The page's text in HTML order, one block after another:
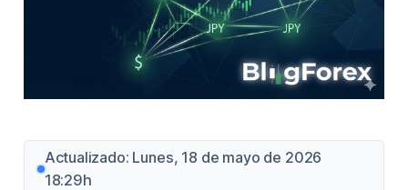
Actualizado: Lunes, 18 de mayo de 2026
18:29h